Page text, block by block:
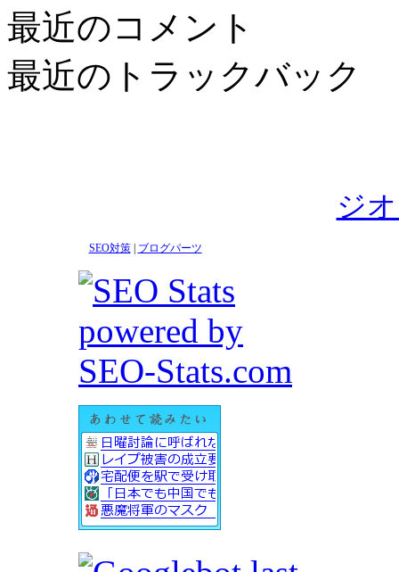
最近のコメント
最近のトラックバック
ジ
SEO対策| ブログパーツ